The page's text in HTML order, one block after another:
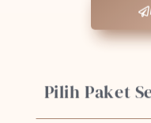
Pilih Paket